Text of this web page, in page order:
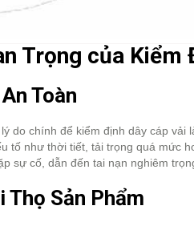
Trọng của Kiểm
Toàn
do chính để kiểm định dây cáp
tố như thời tiết, tải trọng quá mức
sự cố, dẫn đến tai nạn nghiêm
Thọ Sản Phẩm